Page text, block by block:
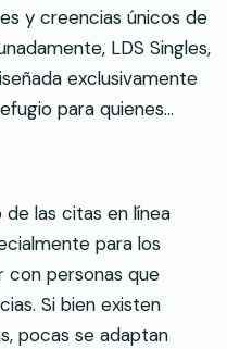
y creencias únicos de
LDS Singles,
exclusivamente
para quienes…
las citas en línea
para los
con personas que
Si bien existen
pocas se adaptan